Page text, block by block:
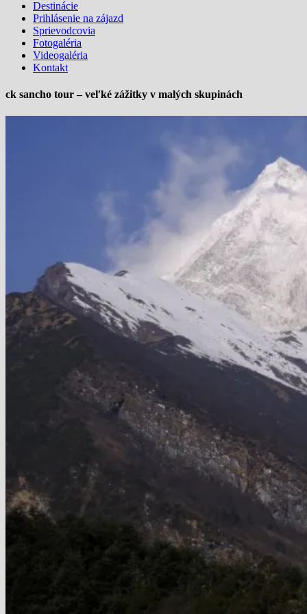
Destinácie
Prihlásenie na zájazd
Sprievodcovia
Fotogaléria
Videogaléria
Kontakt
ck sancho tour – veľké zážitky v malých skupinách